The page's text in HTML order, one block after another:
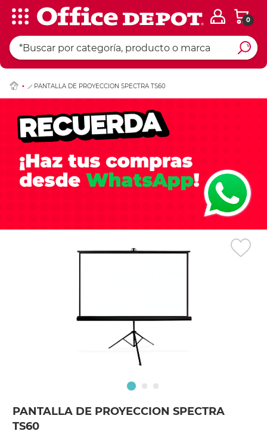
0
PANTALLA DE PROYECCION SPECTRA TS60
PANTALLA DE PROYECCION SPECTRA
TS60
Ingresar Codigo